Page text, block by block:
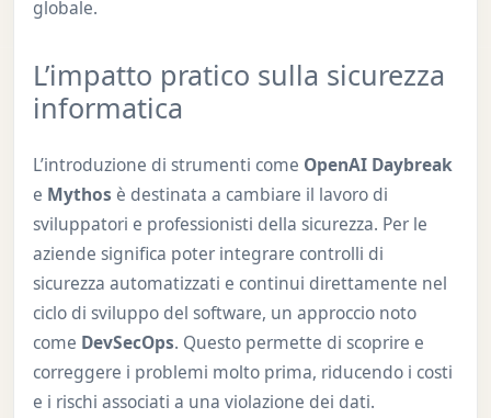
globale.
L’impatto pratico sulla sicurezza
informatica
L’introduzione di strumenti come OpenAI Daybreak
e Mythos è destinata a cambiare il lavoro di
sviluppatori e professionisti della sicurezza. Per le
aziende significa poter integrare controlli di
sicurezza automatizzati e continui direttamente nel
ciclo di sviluppo del software, un approccio noto
come DevSecOps. Questo permette di scoprire e
correggere i problemi molto prima, riducendo i costi
e i rischi associati a una violazione dei dati.